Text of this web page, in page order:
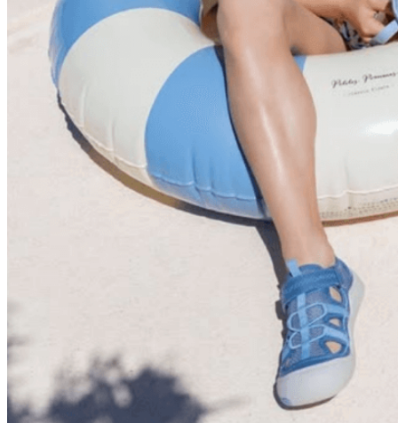
Comunión niño
Peuques niño
Blucher niño y chico
Mocasines niño
Chanclas niño
Zapatillas lona niño
CALZADO RESPETUOSO
Exploradores (18-26)
Aventureros (26-34)
COMUNION Y CEREMONIA
Vestidos Comunión Niña
B&W
Blanditos by Crio's
Benetton
Biotecnical